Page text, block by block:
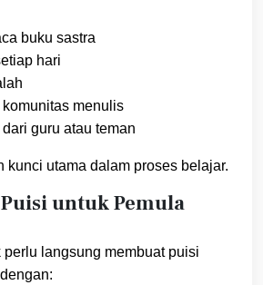
buku sastra
hari
komunitas menulis
guru atau teman
kunci utama dalam proses belajar.
untuk Pemula
perlu langsung membuat puisi